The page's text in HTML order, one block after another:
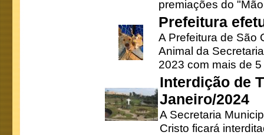
premiações do
Prefeitura
A Prefeitura de São
Animal da
2023 com mais de 5
Interdição de
Janeiro/2024
A Secretaria
Cristo ficará